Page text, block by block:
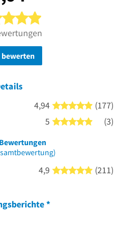
5 von 5 Sternen
4,94 5 von 5
(177)
5 5 von 5
(3)
4,9 5 von 5
(211)
*